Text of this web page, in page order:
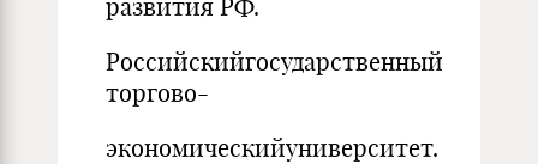
развития РФ.
Российскийгосударственный
торгово-
экономическийуниверситет.